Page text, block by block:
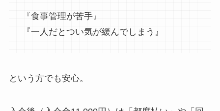
『食事管理が苦手』
『一人だとつい気が緩んでしまう』
という方でも安心。